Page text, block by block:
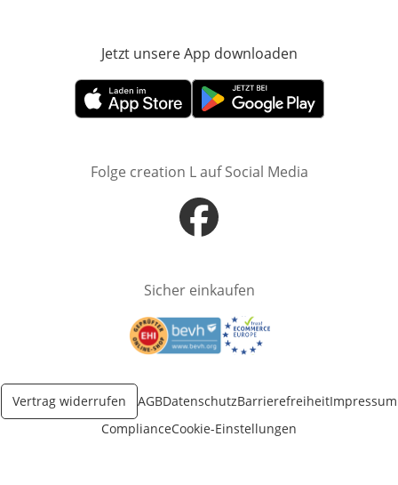
Jetzt unsere App downloaden
Öffnet in neuem FensterÖffnet in neuem Fenster
Folge creation L auf Social Media
Öffnet in neuem Fenster
Sicher einkaufen
Öffnet in neuem FensterÖffnet in neuem Fenster
Vertrag widerrufen AGBDatenschutzBarrierefreiheitImpressum
ComplianceCookie-Einstellungen